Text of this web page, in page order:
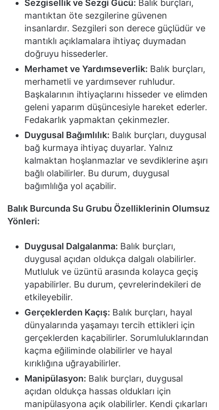
Sezgisellik ve Sezgi Gücü: Balık burçları,
mantıktan öte sezgilerine güvenen
insanlardır. Sezgileri son derece güçlüdür ve
mantıklı açıklamalara ihtiyaç duymadan
doğruyu hissederler.
Merhamet ve Yardımseverlik: Balık burçları,
merhametli ve yardımsever ruhludur.
Başkalarının ihtiyaçlarını hisseder ve elimden
geleni yaparım düşüncesiyle hareket ederler.
Fedakarlık yapmaktan çekinmezler.
Duygusal Bağımlılık: Balık burçları, duygusal
bağ kurmaya ihtiyaç duyarlar. Yalnız
kalmaktan hoşlanmazlar ve sevdiklerine aşırı
bağlı olabilirler. Bu durum, duygusal
bağımlılığa yol açabilir.
Balık Burcunda Su Grubu Özelliklerinin Olumsuz
Yönleri:
Duygusal Dalgalanma: Balık burçları,
duygusal açıdan oldukça dalgalı olabilirler.
Mutluluk ve üzüntü arasında kolayca geçiş
yapabilirler. Bu durum, çevrelerindekileri de
etkileyebilir.
Gerçeklerden Kaçış: Balık burçları, hayal
dünyalarında yaşamayı tercih ettikleri için
gerçeklerden kaçabilirler. Sorumluluklarından
kaçma eğiliminde olabilirler ve hayal
kırıklığına uğrayabilirler.
Manipülasyon: Balık burçları, duygusal
açıdan oldukça hassas oldukları için
manipülasyona açık olabilirler. Kendi çıkarları